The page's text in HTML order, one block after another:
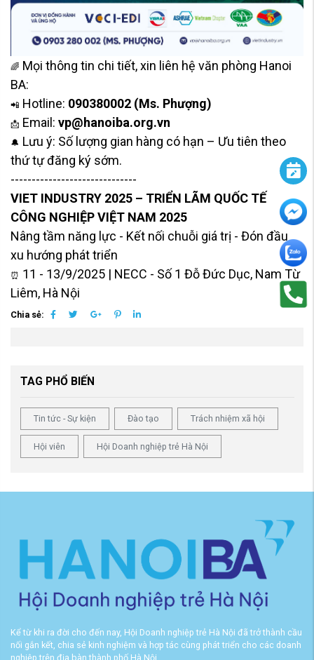
🌈 Mọi thông tin chi tiết, xin liên hệ văn phòng Hanoi
BA:
📲 Hotline: 090380002 (Ms. Phượng)
📩 Email: vp@hanoiba.org.vn
🔔 Lưu ý: Số lượng gian hàng có hạn – Ưu tiên theo
thứ tự đăng ký sớm.
------------------------------
VIET INDUSTRY 2025 – TRIỂN LÃM QUỐC TẾ
CÔNG NGHIỆP VIỆT NAM 2025
Nâng tầm năng lực - Kết nối chuỗi giá trị - Đón đầu
xu hướng phát triển
⏰ 11 - 13/9/2025 | NECC - Số 1 Đỗ Đức Dục, Nam Từ
Liêm, Hà Nội
Chia sẻ:
TAG PHỔ BIẾN
Tin tức - Sự kiện Đào tạo Trách nhiệm xã hội
Hội viên Hội Doanh nghiệp trẻ Hà Nội
Kể từ khi ra đời cho đến nay, Hội Doanh nghiệp trẻ Hà Nội đã trở thành cầu
nối gắn kết, chia sẻ kinh nghiệm và hợp tác cùng phát triển cho các doanh
nghiệp trên địa bàn thành phố Hà Nội